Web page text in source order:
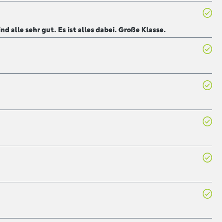
alle sehr gut. Es ist alles dabei. Große Klasse.